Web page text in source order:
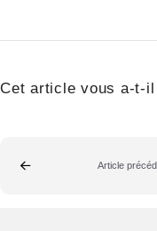
Cet article vous a-t-
Article